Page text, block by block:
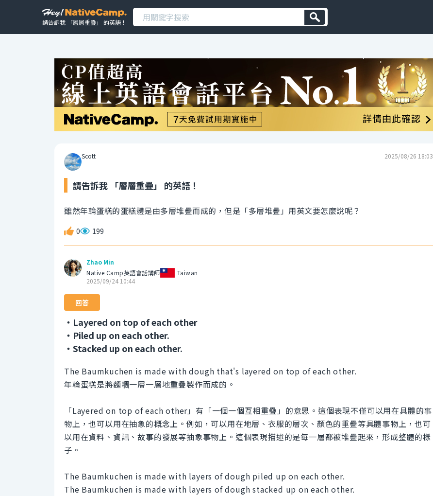
請告訴我 「層層重疊」 的英語！
Scott 2025/08/26 18:03
請告訴我 「層層重疊」 的英語！
雖然年輪蛋糕的蛋糕體是由多層堆疊而成的，但是「多層堆疊」用英文要怎麼說呢？
0 199
Zhao Min
Native Camp英語會話講師
Taiwan
2025/09/24 10:44
回答
・Layered on top of each other
・Piled up on each other.
・Stacked up on each other.
The Baumkuchen is made with dough that's layered on top of each other.
年輪蛋糕是將麵糰一層一層地重疊製作而成的。
「Layered on top of each other」有「一個一個互相重疊」的意思。這個表現不僅可以用在具體的事
物上，也可以用在抽象的概念上。例如，可以用在地層、衣服的層次、顏色的重疊等具體事物上，也可
以用在資料、資訊、故事的發展等抽象事物上。這個表現描述的是每一層都被堆疊起來，形成整體的樣
子。
The Baumkuchen is made with layers of dough piled up on each other.
The Baumkuchen is made with layers of dough stacked up on each other.